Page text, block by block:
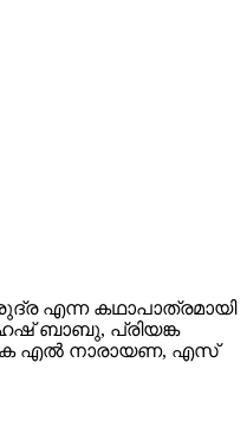
എന്ന കഥാപാത്രമായി
ബാബു, പ്രിയങ്ക
കെ എൽ നാരായണ, എസ്